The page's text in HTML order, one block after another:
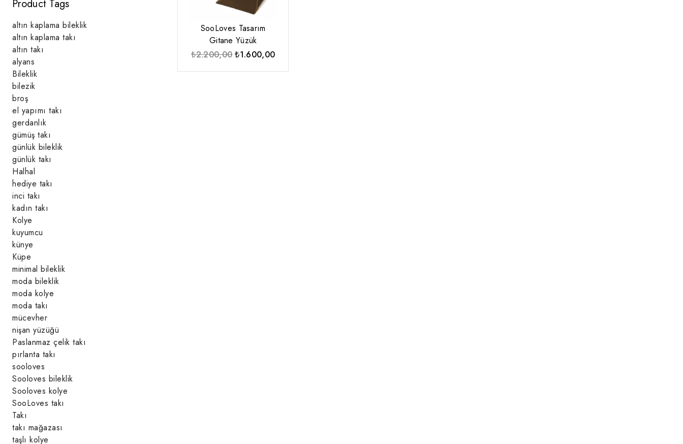
SooLoves Tasarım
Gitane Yüzük
₺2.200,00 Orijinal
₺1.600,00Şu
Product Tags
altın kaplama bileklik
altın kaplama takı
altın takı
alyans
Bileklik
bilezik
broş
el yapımı takı
gerdanlık
gümüş takı
günlük bileklik
günlük takı
Halhal
hediye takı
inci takı
kadın takı
Kolye
kuyumcu
künye
Küpe
minimal bileklik
moda bileklik
moda kolye
moda takı
mücevher
nişan yüzüğü
Paslanmaz çelik takı
pırlanta takı
sooloves
Sooloves bileklik
Sooloves kolye
SooLoves takı
Takı
takı mağazası
taşlı kolye